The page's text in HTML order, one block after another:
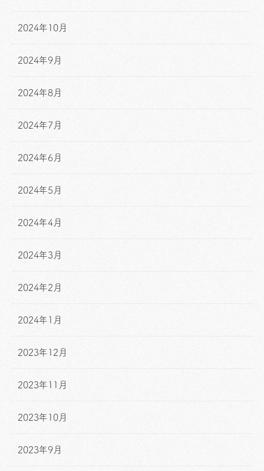
2024年10月
2024年9月
2024年8月
2024年7月
2024年6月
2024年5月
2024年4月
2024年3月
2024年2月
2024年1月
2023年12月
2023年11月
2023年10月
2023年9月